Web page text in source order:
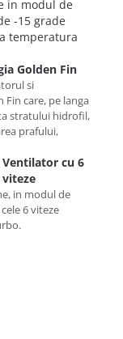
in modul de
-15 grade
temperatura
Golden Fin
si
care, pe langa
stratului hidrofil,
prafului,
Ventilator cu 6
viteze
in modul de
6 viteze